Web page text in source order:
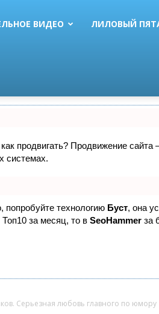
ВИДЕО ЛИЛОВЫЙ
продвигать? Продвижение
системах.
попробуйте технологию Буст, она
за месяц, то в SeoHammer за
Серьезная любовь главного по юмору